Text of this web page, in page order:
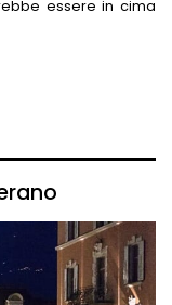
essere in cima